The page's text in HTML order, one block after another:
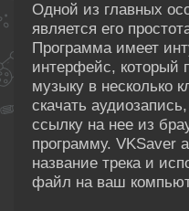
Одной из главных
является его
Программа имеет
интерфейс, который
музыку в несколько
скачать
ссылку на нее из
программу. VKSaver
название трека и
файл на ваш